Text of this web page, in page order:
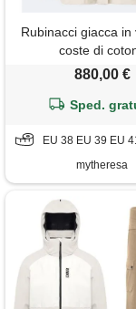
Rubinacci giacca in
coste di
880,00 €
Sped.
EU 38 EU 39 EU 41
mytheresa